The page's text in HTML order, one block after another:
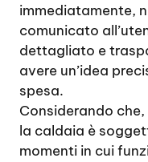
immediatamente,
comunicato
dettagliato e
avere un’idea
spesa.
Considerando
la caldaia è
momenti in cui